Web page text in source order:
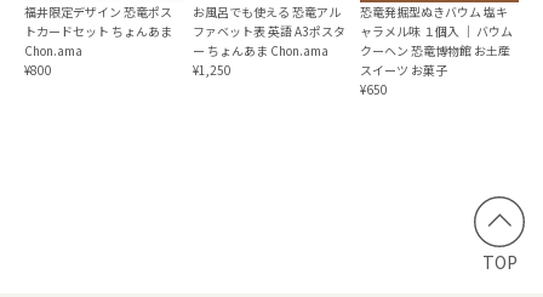
福井限定デザイン 恐竜ポス
トカードセット ちょんあま
Chon.ama
¥800
お風呂でも使える 恐竜アル
ファベット表 英語 A3ポスタ
ー ちょんあま Chon.ama
¥1,250
恐竜発掘型ぬきバウム 塩キ
ャラメル味 １個入 ｜ バウム
クーヘン 恐竜博物館 お土産
スイーツ お菓子
¥650
TOP